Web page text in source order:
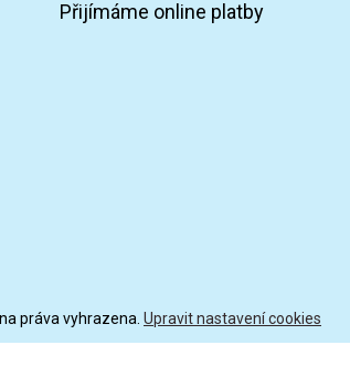
Přijímáme online platby
práva vyhrazena. Upravit nastavení cookies